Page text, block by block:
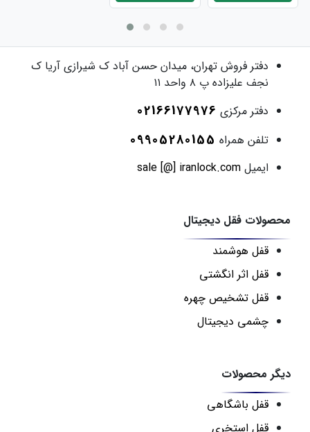
دفتر فروش تهران، میدان حسن آباد ک شیرازی آریا ک
نجف علیزاده پ ۸ واحد ۱۱
دفتر مرکزی 02166177976
تلفن همراه 09905280155
ایمیل sale [@] iranlock.com
محصولات فقل دیجیتال
قفل هوشمند
قفل اثر انگشتی
قفل تشخیص چهره
چشمی دیجیتال
دیگر محصولات
قفل باشگاهی
قفل استخری